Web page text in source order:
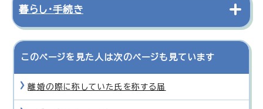
暮らし・手続き
このページを見た人は次のページも見ています
離婚の際に称していた氏を称する届